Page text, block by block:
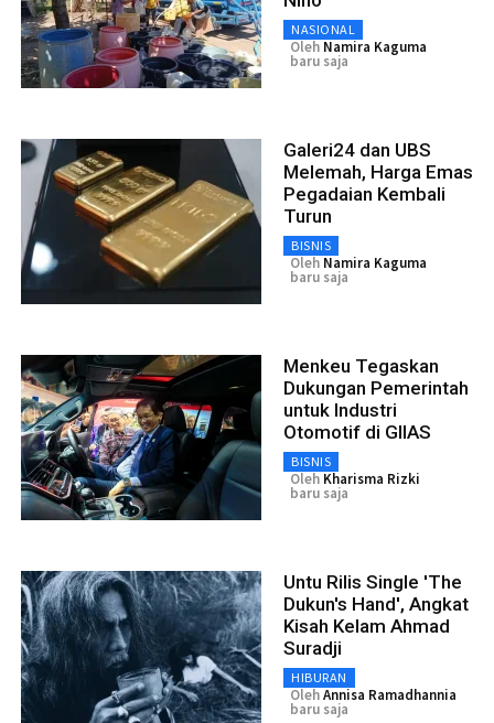
NASIONAL
Oleh Namira Kaguma
baru saja
Galeri24 dan UBS
Melemah, Harga Emas
Pegadaian Kembali
Turun
BISNIS
Oleh Namira Kaguma
baru saja
Menkeu Tegaskan
Dukungan Pemerintah
untuk Industri
Otomotif di GIIAS
BISNIS
Oleh Kharisma Rizki
baru saja
Untu Rilis Single 'The
Dukun's Hand', Angkat
Kisah Kelam Ahmad
Suradji
HIBURAN
OlehAnnisa Ramadhannia
baru saja